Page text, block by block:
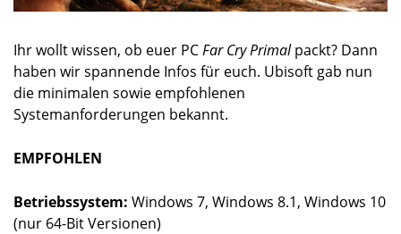
Ihr wollt wissen, ob euer PCFar Cry Primalpackt? Dann
haben wir spannende Infos für euch. Ubisoft gab nun
die minimalen sowie empfohlenen
Systemanforderungen bekannt.
EMPFOHLEN
Betriebssystem: Windows 7, Windows 8.1, Windows 10
(nur 64-Bit Versionen)